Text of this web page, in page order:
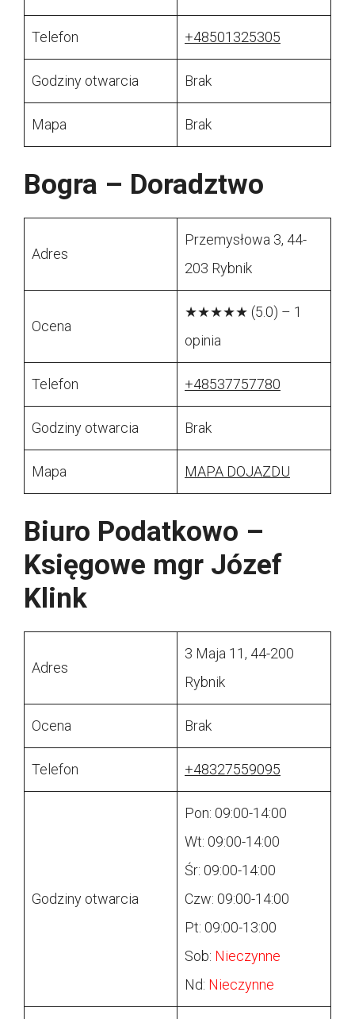
Telefon +48501325305
Godziny otwarcia Brak
Mapa Brak
Bogra – Doradztwo
Adres
Przemysłowa 3, 44-
203 Rybnik
Ocena
★★★★★ (5.0) – 1
opinia
Telefon +48537757780
Godziny otwarcia Brak
Mapa MAPA DOJAZDU
Biuro Podatkowo –
Księgowe mgr Józef
Klink
Adres
3 Maja 11, 44-200
Rybnik
Ocena Brak
Telefon +48327559095
Godziny otwarcia
Pon: 09:00-14:00
Wt: 09:00-14:00
Śr: 09:00-14:00
Czw: 09:00-14:00
Pt: 09:00-13:00
Sob: Nieczynne
Nd: Nieczynne